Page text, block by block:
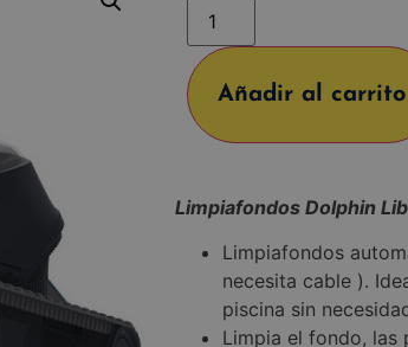
Añadir al carrito
Limpiafondos Dolphin
Limpiafondos
necesita cable ).
piscina sin
Limpia el fondo, las